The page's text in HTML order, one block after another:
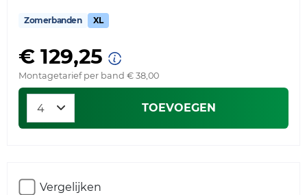
Zomerbanden XL
€ 129,25
Montagetarief per band € 38,00
TOEVOEGEN
Vergelijken